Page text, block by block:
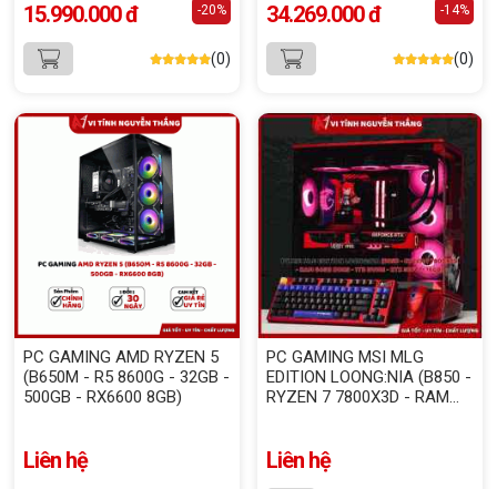
15.990.000 đ -20%
(0)
34.269.000 đ -14%
(0)
PC GAMING AMD RYZEN 5
(B650M - R5 8600G - 32GB -
500GB - RX6600 8GB)
Liên hệ
PC GAMING MSI MLG
EDITION LOONG:NIA (B850 -
RYZEN 7 7800X3D - RAM
Liên hệ